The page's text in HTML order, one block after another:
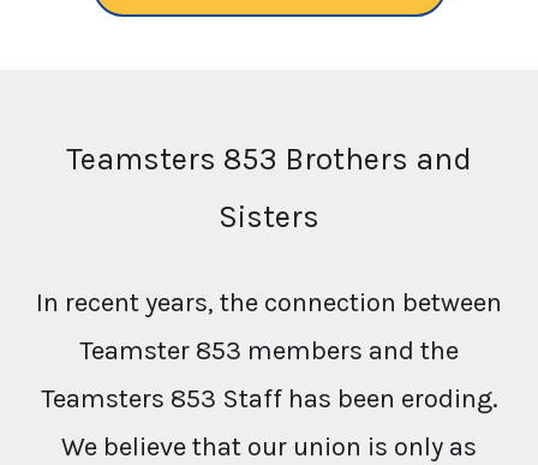
Teamsters 853 Brothers and
Sisters
In recent years, the connection between
Teamster 853 members and the
Teamsters 853 Staff has been eroding.
We believe that our union is only as